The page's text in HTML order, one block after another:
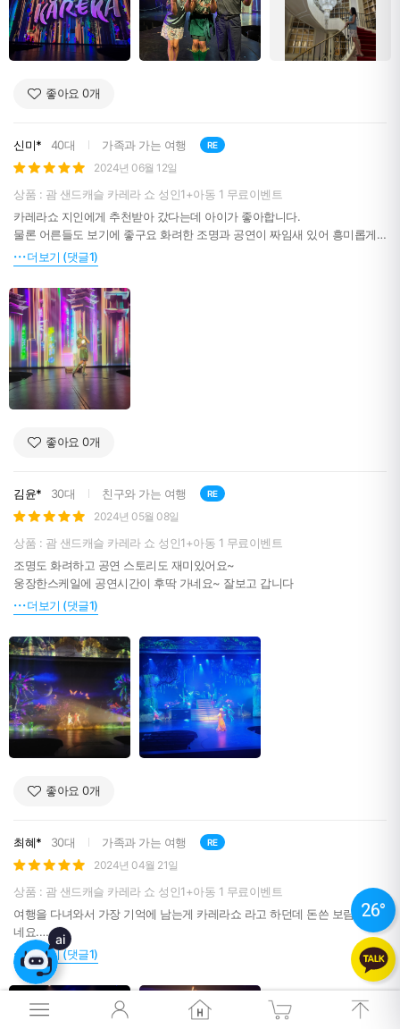
습니다. 관객참여도도 높은 편이라 덕분에 너무 재밌었어요 ㅎㅎ
실내에서 보는거라 쾌적하게 볼 수 있는게 가장 큰 장점이지 않을까 싶습니
다!
덕분에 부모님과 좋은추억 남겼습니다. 카레라쇼 짱! ♥
좋아요 0개
신미* 40대 가족과 가는 여행 RE
2024년 06월 12일
상품 : 괌 샌드캐슬 카레라 쇼 성인1+아동 1 무료이벤트
카레라쇼 지인에게 추천받아 갔다는데 아이가 좋아합니다.
물론 어른들도 보기에 좋구요 화려한 조명과 공연이 짜임새 있어 흥미롭게
즐겼습니다.
비싼공연 할인받아 더 좋았네요.
더보기 (댓글1)
좋아요 0개
김윤* 30대 친구와 가는 여행 RE
2024년 05월 08일
상품 : 괌 샌드캐슬 카레라 쇼 성인1+아동 1 무료이벤트
조명도 화려하고 공연 스토리도 재미있어요~
웅장한스케일에 공연시간이 후딱 가네요~ 잘보고 갑니다
더보기 (댓글1)
좋아요 0개
최혜* 30대 가족과 가는 여행 RE
2024년 04월 21일
상품 : 괌 샌드캐슬 카레라 쇼 성인1+아동 1 무료이벤트
여행을 다녀와서 가장 기억에 남는게 카레라쇼 라고 하던데 돈쓴 보람이 있
네요.
PIC 골드카드라 서커스를 봐서 굳이 필요할까 했는데, 둘이 비교가 안되는것
같아요
미디어아트라고 하는데, 화려한 기술에 불쇼, 서커스,마술쇼,뮤지컬 모두 복
합적으로
영어를 못해도 충분히 즐길수 있는 프로그램 같아요.
더보기 (댓글1)
26°
ai